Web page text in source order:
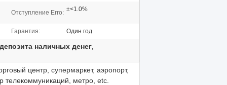
Отступление Erro: ±<1.0%
Гарантия: Один год
наличных денег,
центр, супермаркет, аэропорт,
телекоммуникаций, метро, etc.